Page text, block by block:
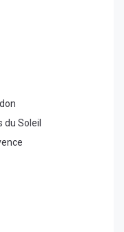
du Soleil